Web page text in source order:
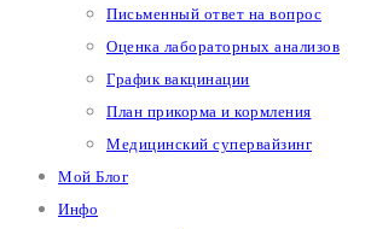
Письменный ответ на вопрос
Оценка лабораторных анализов
График вакцинации
План прикорма и кормления
Медицинский супервайзинг
Мой Блог
Инфо